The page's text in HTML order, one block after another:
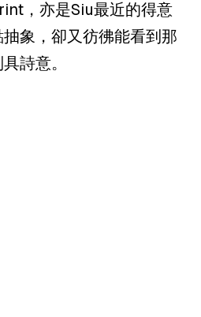
，亦是Siu最近的得意
象，卻又彷彿能看到那
詩意。